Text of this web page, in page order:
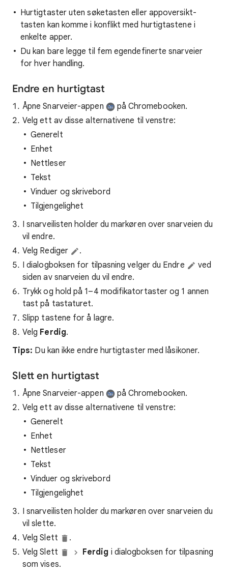
Hurtigtaster uten søketasten eller appoversikt-
tasten kan komme i konflikt med hurtigtastene i
enkelte apper.
Du kan bare legge til fem egendefinerte snarveier
for hver handling.
Endre en hurtigtast
Åpne Snarveier-appen
på Chromebooken.
Velg ett av disse alternativene til venstre:
Generelt
Enhet
Nettleser
Tekst
Vinduer og skrivebord
Tilgjengelighet
I snarveilisten holder du markøren over snarveien du
vil endre.
Velg Rediger
.
I dialogboksen for tilpasning velger du Endre
ved
siden av snarveien du vil endre.
Trykk og hold på 1–4 modifikatortaster og 1 annen
tast på tastaturet.
Slipp tastene for å lagre.
Velg Ferdig.
Tips: Du kan ikke endre hurtigtaster med låsikoner.
Slett en hurtigtast
Åpne Snarveier-appen
på Chromebooken.
Velg ett av disse alternativene til venstre:
Generelt
Enhet
Nettleser
Tekst
Vinduer og skrivebord
Tilgjengelighet
I snarveilisten holder du markøren over snarveien du
vil slette.
Velg Slett
.
Velg Slett
Ferdig i dialogboksen for tilpasning
som vises.